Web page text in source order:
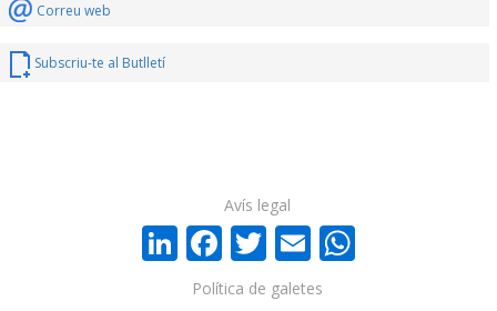
Correu web
Subscriu-te al Butlletí
LinkedIn
Facebook
Twitter
Email
Política de galetes
Avís legal